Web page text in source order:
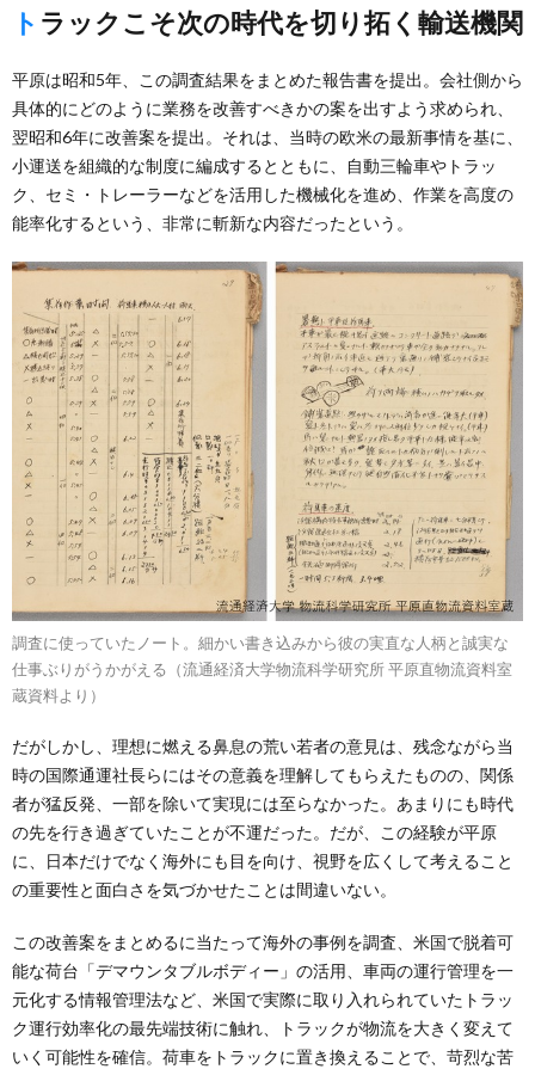
トラックこそ次の時代を切り拓く輸送機関
平原は昭和5年、この調査結果をまとめた報告書を提出。会社側から
具体的にどのように業務を改善すべきかの案を出すよう求められ、
翌昭和6年に改善案を提出。それは、当時の欧米の最新事情を基に、
小運送を組織的な制度に編成するとともに、自動三輪車やトラッ
ク、セミ・トレーラーなどを活用した機械化を進め、作業を高度の
能率化するという、非常に斬新な内容だったという。
調査に使っていたノート。細かい書き込みから彼の実直な人柄と誠実な
仕事ぶりがうかがえる（流通経済大学物流科学研究所 平原直物流資料室
蔵資料より）
だがしかし、理想に燃える鼻息の荒い若者の意見は、残念ながら当
時の国際通運社長らにはその意義を理解してもらえたものの、関係
者が猛反発、一部を除いて実現には至らなかった。あまりにも時代
の先を行き過ぎていたことが不運だった。だが、この経験が平原
に、日本だけでなく海外にも目を向け、視野を広くして考えること
の重要性と面白さを気づかせたことは間違いない。
この改善案をまとめるに当たって海外の事例を調査、米国で脱着可
能な荷台「デマウンタブルボディー」の活用、車両の運行管理を一
元化する情報管理法など、米国で実際に取り入れられていたトラッ
ク運行効率化の最先端技術に触れ、トラックが物流を大きく変えて
いく可能性を確信。荷車をトラックに置き換えることで、苛烈な苦